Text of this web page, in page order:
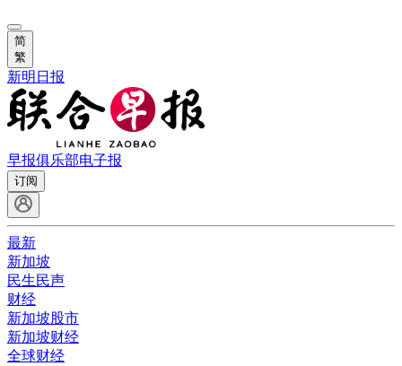
简
繁
新明日报
早报俱乐部电子报
订阅
最新
新加坡
民生民声
财经
新加坡股市
新加坡财经
全球财经